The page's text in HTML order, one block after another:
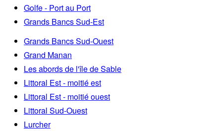
Golfe - Port au Port
Grands Bancs Sud-Est
Grands Bancs Sud-Ouest
Grand Manan
Les abords de l'île de Sable
Littoral Est - moitié est
Littoral Est - moitié ouest
Littoral Sud-Ouest
Lurcher